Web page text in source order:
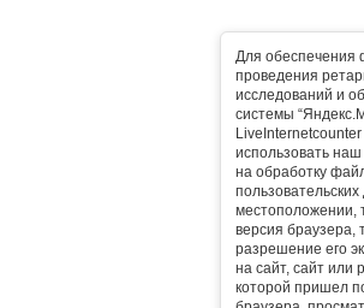
Для обеспечения
проведения
исследований и
системы
использовать
на обработку
местоположении,
версия браузера,
разрешение его
на сайт, сайт или
которой пришел